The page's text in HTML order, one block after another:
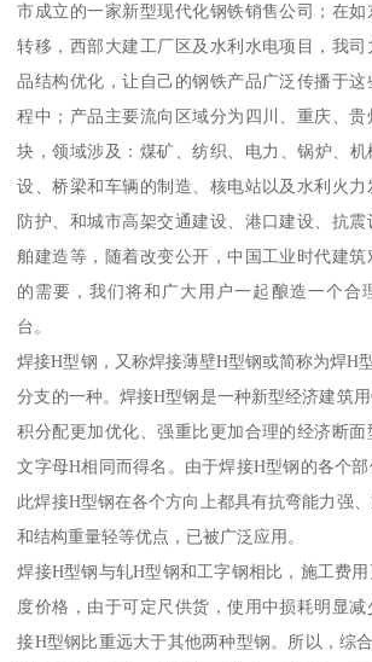
市成立的一家新型现代化钢铁销售公司；在
转移，西部大建工厂区及水利水电项目，我
品结构优化，让自己的钢铁产品广泛传播于
程中；产品主要流向区域分为四川、重庆、贵
块，领域涉及：煤矿、纺织、电力、锅炉、
设、桥梁和车辆的制造、核电站以及水利火
防护、和城市高架交通建设、港口建设、抗
舶建造等，随着改变公开，中国工业时代建
的需要，我们将和广大用户一起酿造一个合
台。
焊接H型钢，又称焊接薄壁H型钢或简称为焊H
分支的一种。焊接H型钢是一种新型经济建筑
积分配更加优化、强重比更加合理的经济断
文字母H相同而得名。由于焊接H型钢的各个
此焊接H型钢在各个方向上都具有抗弯能力强
和结构重量轻等优点，已被广泛应用。
焊接H型钢与轧H型钢和工字钢相比，施工费
度价格，由于可定尺供货，使用中损耗明显
接H型钢比重远大于其他两种型钢。所以，综